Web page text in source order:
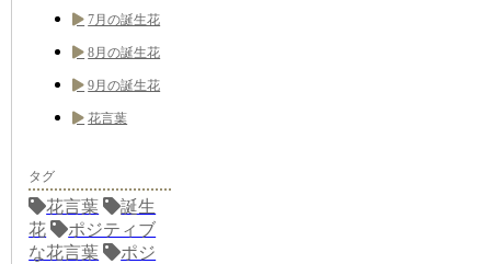
7月の誕生花
8月の誕生花
9月の誕生花
花言葉
タグ
花言葉
誕生
花
ポジティブ
な花言葉
ポジ